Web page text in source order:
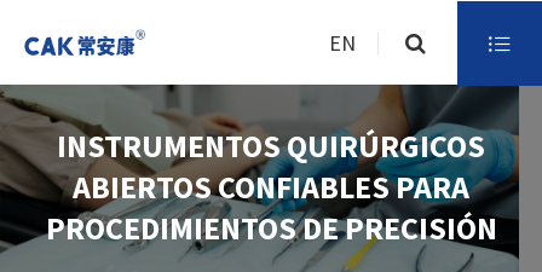
EN 
INSTRUMENTOS QUIRÚRGICOS
ABIERTOS CONFIABLES PARA
PROCEDIMIENTOS DE PRECISIÓN